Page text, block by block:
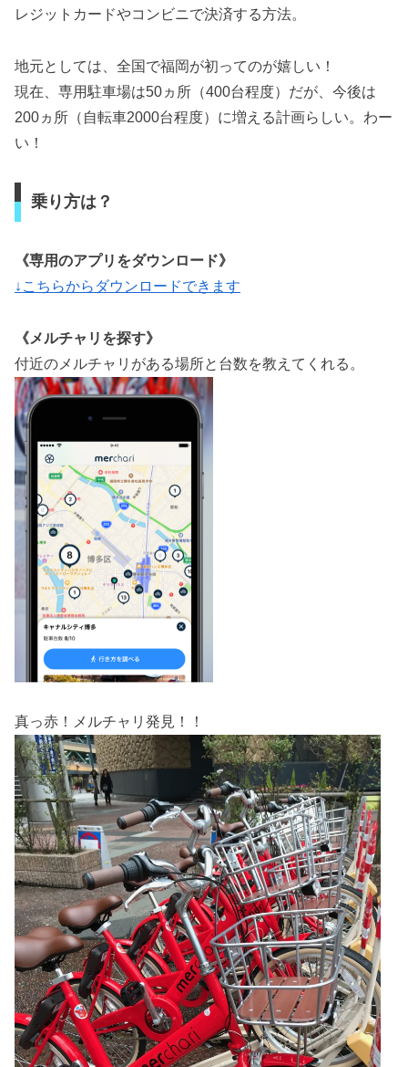
レジットカードやコンビニで決済する方法。
地元としては、全国で福岡が初ってのが嬉しい！
現在、専用駐車場は50ヵ所（400台程度）だが、今後は
200ヵ所（自転車2000台程度）に増える計画らしい。わー
い！
乗り方は？
《専用のアプリをダウンロード》
↓こちらからダウンロードできます
《メルチャリを探す》
付近のメルチャリがある場所と台数を教えてくれる。
真っ赤！メルチャリ発見！！